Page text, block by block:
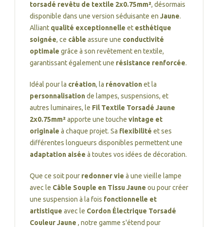
torsadé revêtu de textile 2x0.75mm², désormais
disponible dans une version séduisante en Jaune.
Alliant qualité exceptionnelle et esthétique
soignée, ce câble assure une conductivité
optimale grâce à son revêtement en textile,
garantissant également une résistance renforcée.
Idéal pour la création, la rénovationet la
personnalisationde lampes, suspensions, et
autres luminaires, le Fil Textile Torsadé Jaune
2x0.75mm²apporte une touche vintage et
originale à chaque projet. Sa flexibilité et ses
différentes longueurs disponibles permettent une
adaptation aisée à toutes vos idées de décoration.
Que ce soit pour redonner vie à une vieille lampe
avec le Câble Souple en Tissu Jaune ou pour créer
une suspension à la fois fonctionnelle et
artistique avec le Cordon Électrique Torsadé
Couleur Jaune , notre gamme s'étend pour